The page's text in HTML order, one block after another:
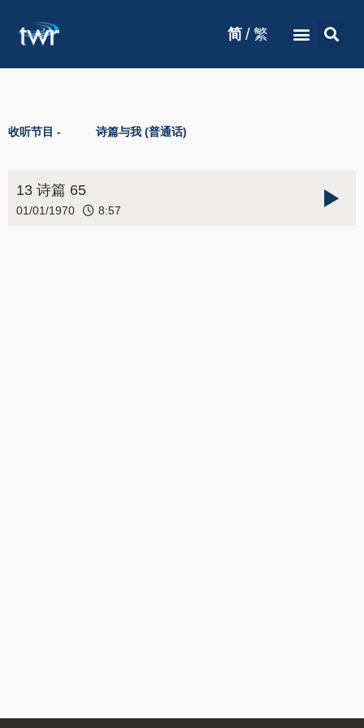
简 / 繁
收听节目 - 诗篇与我 (普通话)
13 诗篇 65
01/01/1970 8:57